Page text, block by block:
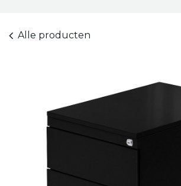
Alle producten